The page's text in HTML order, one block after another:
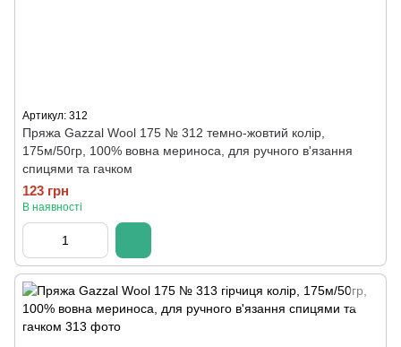
Артикул: 312
Пряжа Gazzal Wool 175 № 312 темно-жовтий колір,
175м/50гр, 100% вовна мериноса, для ручного в'язання
спицями та гачком
123 грн
В наявності